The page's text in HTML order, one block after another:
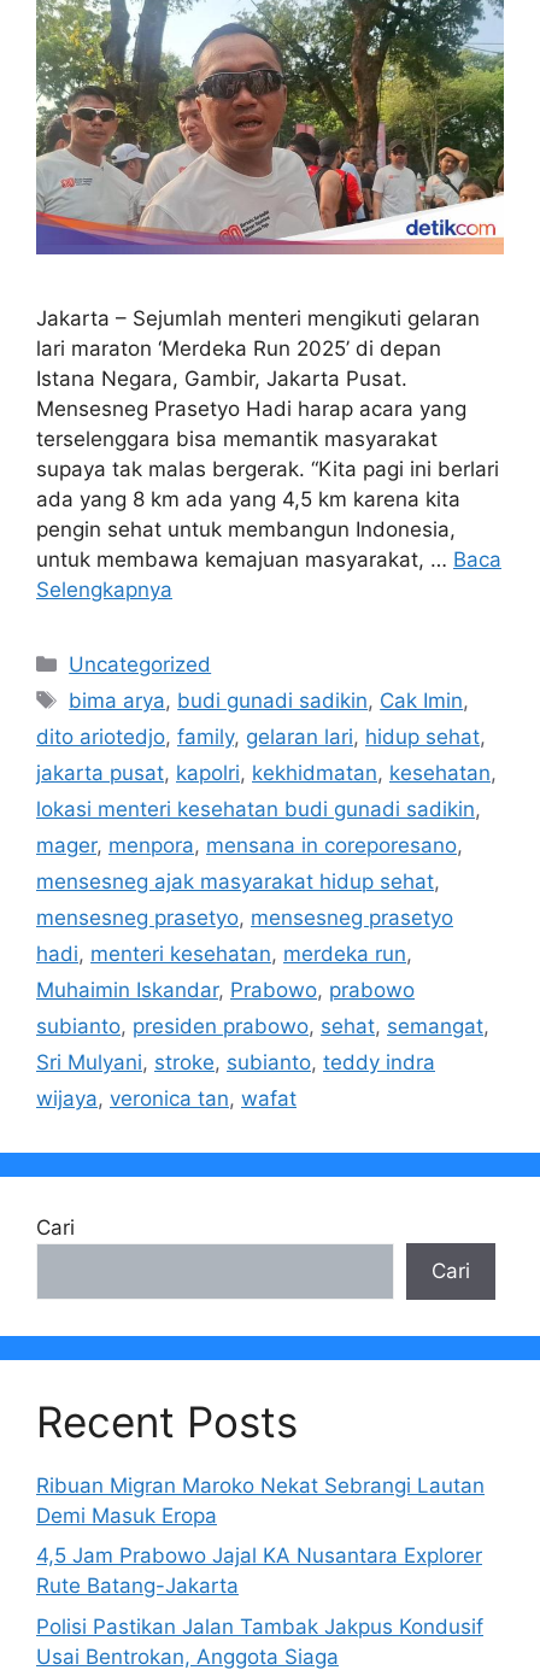
Jakarta – Sejumlah menteri mengikuti gelaran
lari maraton ‘Merdeka Run 2025’ di depan
Istana Negara, Gambir, Jakarta Pusat.
Mensesneg Prasetyo Hadi harap acara yang
terselenggara bisa memantik masyarakat
supaya tak malas bergerak. “Kita pagi ini berlari
ada yang 8 km ada yang 4,5 km karena kita
pengin sehat untuk membangun Indonesia,
untuk membawa kemajuan masyarakat, … Baca
Selengkapnya
Kategori
Uncategorized
Tag
bima arya, budi gunadi sadikin, Cak Imin,
dito ariotedjo, family, gelaran lari, hidup sehat,
jakarta pusat, kapolri, kekhidmatan, kesehatan,
lokasi menteri kesehatan budi gunadi sadikin,
mager, menpora, mensana in coreporesano,
mensesneg ajak masyarakat hidup sehat,
mensesneg prasetyo, mensesneg prasetyo
hadi, menteri kesehatan, merdeka run,
Muhaimin Iskandar, Prabowo, prabowo
subianto, presiden prabowo, sehat, semangat,
Sri Mulyani, stroke, subianto, teddy indra
wijaya, veronica tan, wafat
Cari
Cari
Recent Posts
Ribuan Migran Maroko Nekat Sebrangi Lautan
Demi Masuk Eropa
4,5 Jam Prabowo Jajal KA Nusantara Explorer
Rute Batang-Jakarta
Polisi Pastikan Jalan Tambak Jakpus Kondusif
Usai Bentrokan, Anggota Siaga